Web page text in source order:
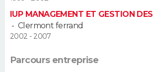
Alimentation
Guide de la santé
Maladies
Médicaments
Sommeil
VOYAGE
IUP MANAGEMENT ET GESTION
- Clermont ferrand
2002 - 2007
Parcours entreprise